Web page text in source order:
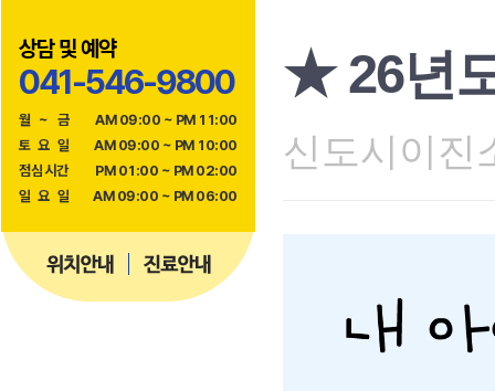
상담 및 예약
041-546-9800
월 ~ 금
AM 09:00 ~ PM 11:00
토 요 일
AM 09:00 ~ PM 10:00
점심시간
PM 01:00 ~ PM 02:00
일 요 일 AM 09:00 ~ PM 06:00
★ 26년
신도시이진